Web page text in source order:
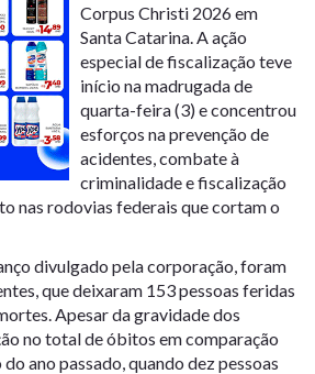
Corpus Christi 2026 em
Santa Catarina. A ação
especial de fiscalização teve
início na madrugada de
quarta-feira (3) e concentrou
esforços na prevenção de
acidentes, combate à
criminalidade e fiscalização
nas rodovias federais que cortam o
divulgado pela corporação, foram
que deixaram 153 pessoas feridas
Apesar da gravidade dos
no total de óbitos em comparação
ano passado, quando dez pessoas